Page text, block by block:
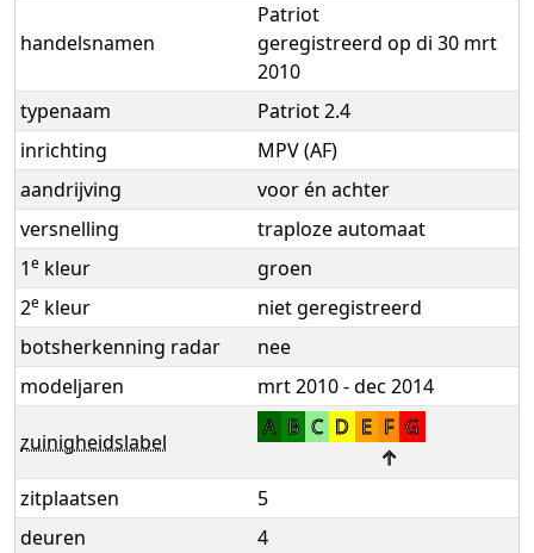
handelsnamen
Patriot
geregistreerd op di 30 mrt
2010
typenaam
Patriot 2.4
inrichting
MPV (AF)
aandrijving
voor én achter
versnelling
traploze automaat
1e kleur
groen
2e kleur
niet geregistreerd
botsherkenning radar
nee
modeljaren
mrt 2010 - dec 2014
zuinigheidslabel
A B C D E F G
↑
zitplaatsen
5
deuren
4